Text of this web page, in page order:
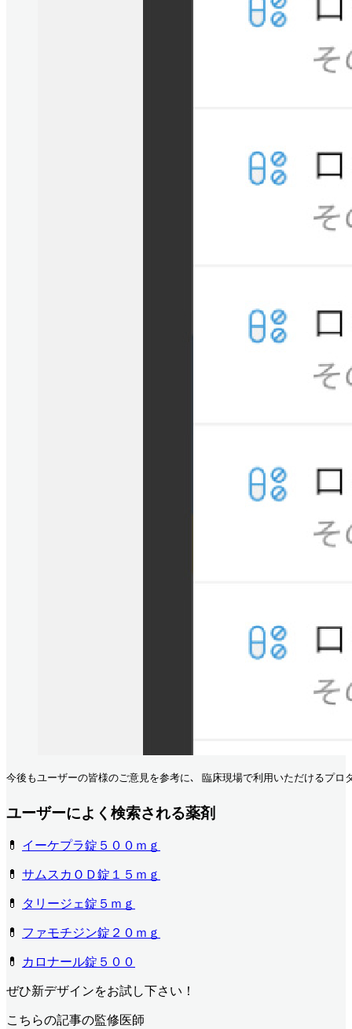
今後もユーザーの皆様のご意見を参考に､ 臨床現場で利用いただけるプ
ユーザーによく検索される薬剤
💊 イーケプラ錠５００ｍｇ
💊 サムスカＯＤ錠１５ｍｇ
💊 タリージェ錠５ｍｇ
💊 ファモチジン錠２０ｍｇ
💊 カロナール錠５００
ぜひ新デザインをお試し下さい！
こちらの記事の監修医師